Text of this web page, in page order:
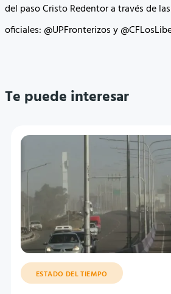
del paso Cristo Redentor a través de
oficiales: @UPFronterizos y
Te puede interesar
ESTADO DEL TIEMPO